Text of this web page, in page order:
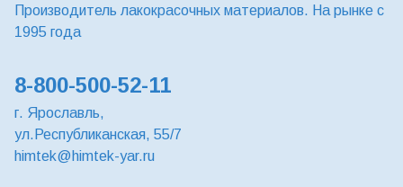
Производитель лакокрасочных материалов. На рынке с
1995 года
8-800-500-52-11
г. Ярославль,
ул.Республиканская, 55/7
himtek@himtek-yar.ru